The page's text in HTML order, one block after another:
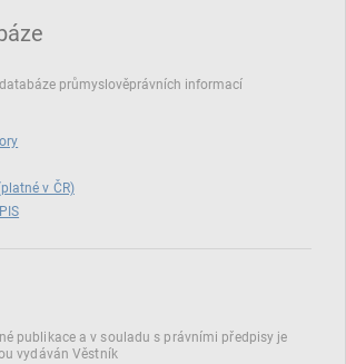
průmyslověprávních informací
v ČR)
publikace a v souladu s právními předpisy je
vydáván Věstník